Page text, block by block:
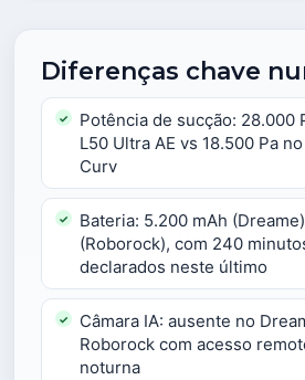
Diferenças chave
Potência de sucção: 28.000
L50 Ultra AE vs 18.500 Pa
Curv
Bateria: 5.200 mAh
(Roborock), com 240
declarados neste último
Câmara IA: ausente no
Roborock com acesso
noturna